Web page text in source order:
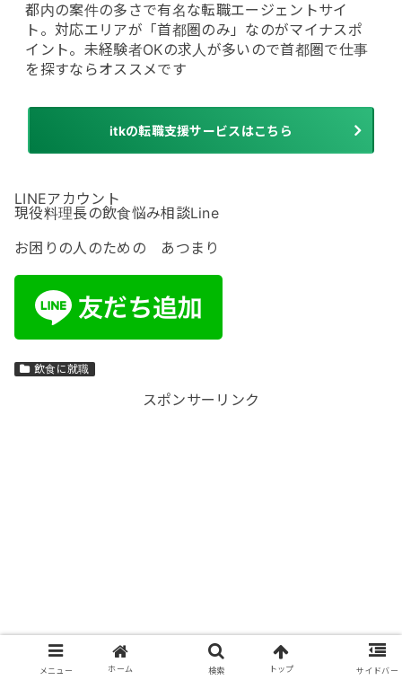
都内の案件の多さで有名な転職エージェントサイ
ト。対応エリアが「首都圏のみ」なのがマイナスポ
イント。未経験者OKの求人が多いので首都圏で仕事
を探すならオススメです
itkの転職支援サービスはこちら
LINEアカウント
現役料理長の飲食悩み相談Line
お困りの人のための あつまり
飲食に就職
スポンサーリンク
メニュー ホーム 検索 トップ サイドバー